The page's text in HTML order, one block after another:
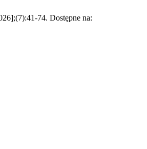
74. Dostępne na: